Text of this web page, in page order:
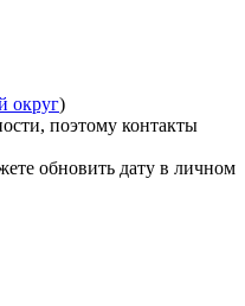
округ)
поэтому контакты
обновить дату в личном